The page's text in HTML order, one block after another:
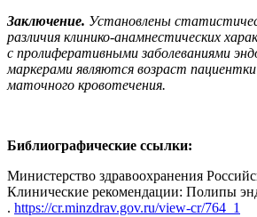
Заключение. Установлены
различия клинико-анамнестических
с пролиферативными заболеваниями
маркерами являются возраст
маточного кровотечения.
Библиографические ссылки:
Министерство здравоохранения
Клинические рекомендации: Полипы
. https://cr.minzdrav.gov.ru/view-cr/764_1